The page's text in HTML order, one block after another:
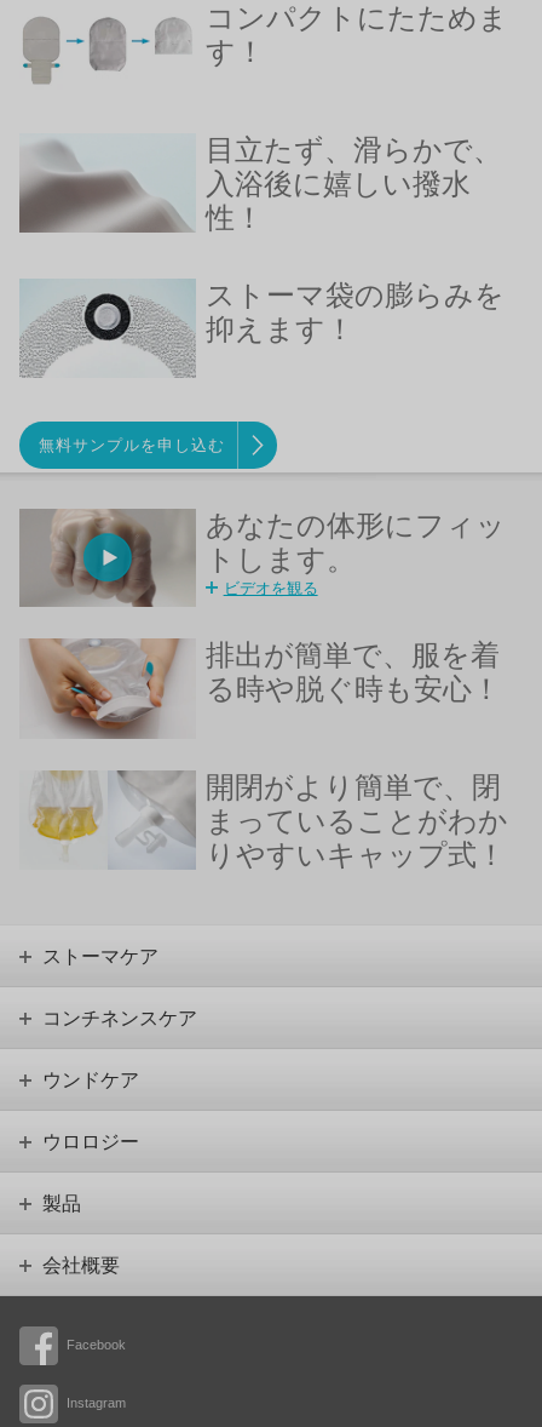
コンパクトにたためま
す！
目立たず、滑らかで、
入浴後に嬉しい撥水
性！
ストーマ袋の膨らみを
抑えます！
無料サンプルを申し込む
あなたの体形にフィッ
トします。
ビデオを観る
排出が簡単で、服を着
る時や脱ぐ時も安心！
開閉がより簡単で、閉
まっていることがわか
りやすいキャップ式！
Facebook
Instagram
ストーマケア
コンチネンスケア
ウンドケア
ウロロジー
製品
会社概要